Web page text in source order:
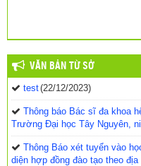
VĂN BẢN TỪ SỞ
test(22/12/2023)
Thông báo Bác sĩ đa khoa
Trường Đại học Tây Nguyên,
Thông Báo xét tuyển vào
diện hợp đồng đào tạo theo